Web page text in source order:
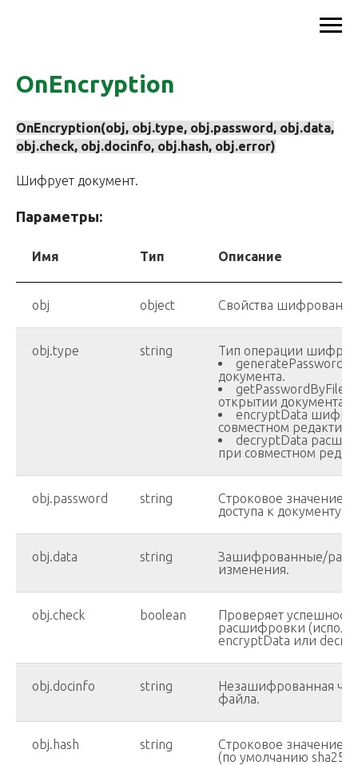
OnEncryption
OnEncryption(obj, obj.type, obj.password, obj.data,
obj.check, obj.docinfo, obj.hash, obj.error)
Шифрует документ.
Параметры:
Имя Тип Описание
obj object Свойства
obj.type string
Тип операции
generatePassword
документа.
getPasswordByFile
открытии документа.
encryptData
совместном
decryptData
при совместном
obj.password string
Строковое значение,
доступа к документу.
obj.data string
Зашифрованные/
изменения.
obj.check boolean
Проверяет
расшифровки
encryptData или
obj.docinfo string
Незашифрованная
файла.
obj.hash string
Строковое значение,
(по умолчанию